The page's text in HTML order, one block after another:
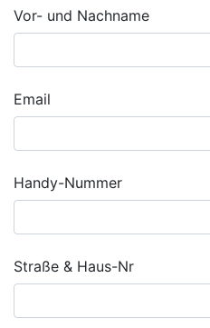
Vor- und Nachname
Email
Handy-Nummer
Straße & Haus-Nr